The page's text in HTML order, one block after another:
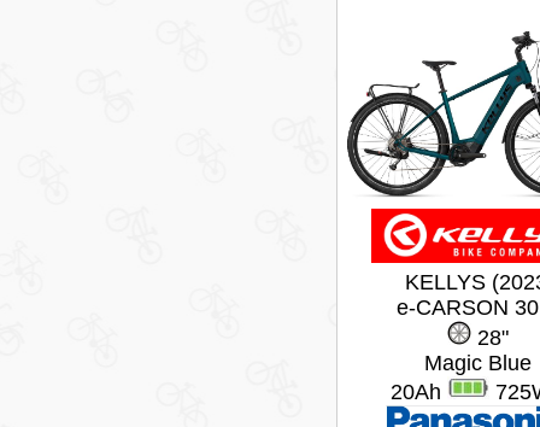
KELLYS
e-CARSON
28"
Magic Blue
20Ah